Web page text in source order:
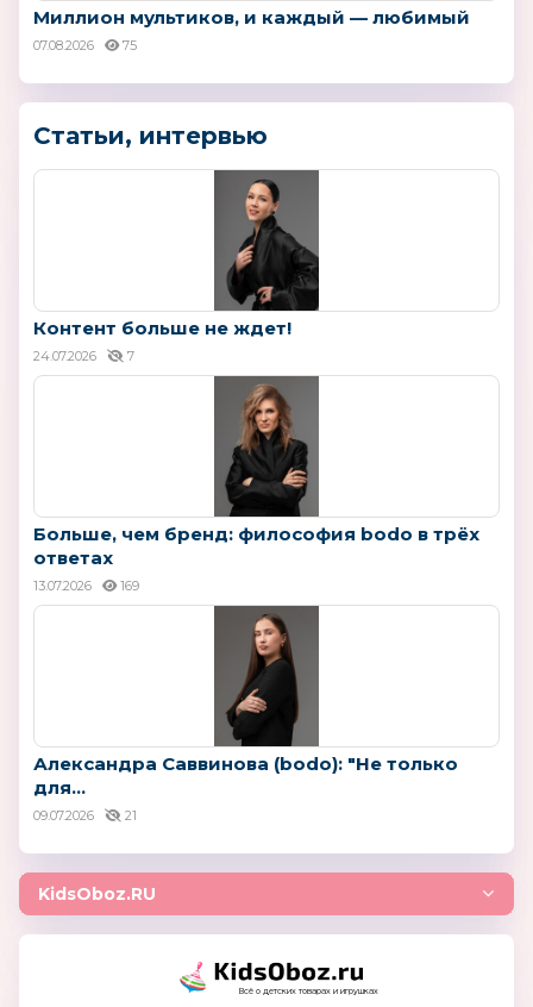
Миллион мультиков, и каждый — любимый
07.08.2026 75
Статьи, интервью
Контент больше не ждет!
24.07.2026 7
Больше, чем бренд: философия bodo в трёх
ответах
13.07.2026 169
Александра Саввинова (bodo): "Не только
для...
09.07.2026 21
KidsOboz.RU
Всё о детских товарах и игрушках